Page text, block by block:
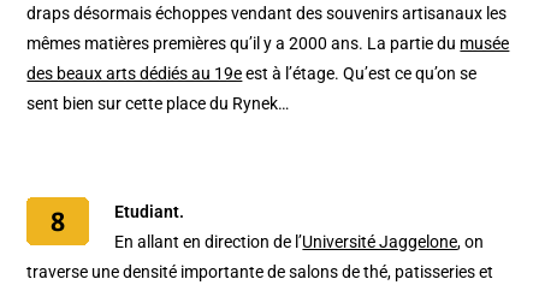
draps désormais échoppes vendant des souvenirs artisanaux les
mêmes matières premières qu’il y a 2000 ans. La partie du musée
des beaux arts dédiés au 19eest à l’étage. Qu’est ce qu’on se
sent bien sur cette place du Rynek…
Etudiant.
En allant en direction de l’Université Jaggelone, on
traverse une densité importante de salons de thé, patisseries et